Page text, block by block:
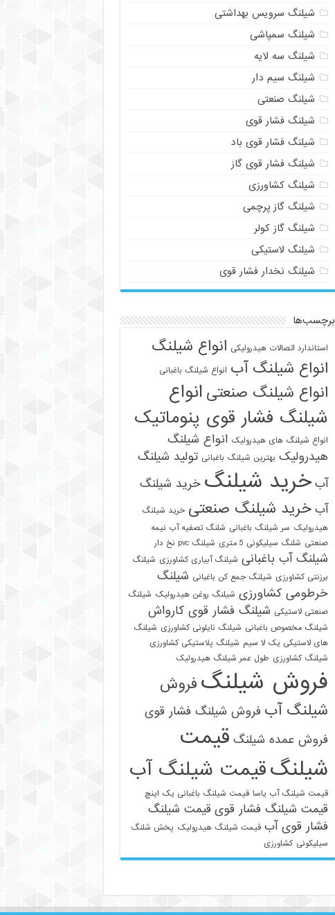
شیلنگ سرویس بهداشتی
شیلنگ سمپاشی
شیلنگ سه لایه
شیلنگ سیم دار
شیلنگ صنعتی
شیلنگ فشار قوی
شیلنگ فشار قوی باد
شیلنگ فشار قوی گاز
شیلنگ کشاورزی
شیلنگ گاز پرچمی
شیلنگ گاز کولر
شیلنگ لاستیکی
شیلنگ نخدار فشار قوی
برچسب‌ها
استاندارد اتصالات هیدرولیکی انواع شیلنگ
انواع شیلنگ آب انواع شیلنگ باغبانی
انواع شیلنگ صنعتی انواع
شیلنگ فشار قوی پنوماتیک
انواع شیلنگ های هیدرولیک انواع شیلنگ
هیدرولیک بهترین شیلنگ باغبانی تولید شیلنگ
آب خرید شیلنگ خرید شیلنگ
آب خرید شیلنگ صنعتی خرید شیلنگ
هیدرولیک سر شیلنگ باغبانی شلنگ تصفیه آب نیمه
صنعتی شلنگ سیلیکونی 5 متری شیلنگ pvc نخ دار
شیلنگ آب باغبانی شیلنگ آبیاری کشاورزی شیلنگ
برزنتی کشاورزی شیلنگ جمع کن باغبانی شیلنگ
خرطومی کشاورزی شیلنگ روغن هیدرولیک شیلنگ
صنعتی لاستیکی شیلنگ فشار قوی کارواش
شیلنگ مخصوص باغبانی شیلنگ نایلونی کشاورزی شیلنگ
های لاستیکی یک لا سیم شیلنگ پلاستیکی کشاورزی
شیلنگ کشاورزی طول عمر شیلنگ هیدرولیک
فروش شیلنگ فروش
شیلنگ آب فروش شیلنگ فشار قوی
فروش عمده شیلنگ قیمت
شیلنگقیمت شیلنگ آب
قیمت شیلنگ آب یاسا قیمت شیلنگ باغبانی یک اینچ
قیمت شیلنگ فشار قوی قیمت شیلنگ
فشار قوی آب قیمت شیلنگ هیدرولیک پخش شلنگ
سیلیکونی کشاورزی